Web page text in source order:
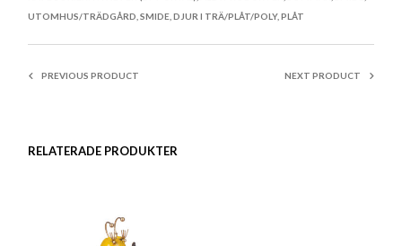
UTOMHUS/TRÄDGÅRD ,SMIDE ,DJUR I TRÄ/PLÅT/POLY,PLÅT
PREVIOUS PRODUCT NEXT PRODUCT
RELATERADE PRODUKTER